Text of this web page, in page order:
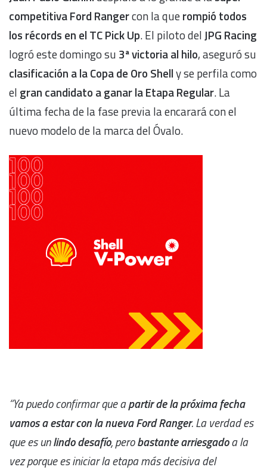
competitiva Ford Rangercon la querompió todos
los récords en el TC Pick Up. El piloto delJPG Racing
logró este domingo su 3ª victoria al hilo, aseguró su
clasificación a la Copa de Oro Shelly se perfila como
el gran candidato a ganar la Etapa Regular. La
última fecha de la fase previa la encarará con el
nuevo modelo de la marca del Óvalo.
“Ya puedo confirmar que apartir de la próxima fecha
vamos a estar con la nueva Ford Ranger. La verdad es
que es unlindo desafío, perobastante arriesgadoa la
vez porque es iniciar la etapa más decisiva del